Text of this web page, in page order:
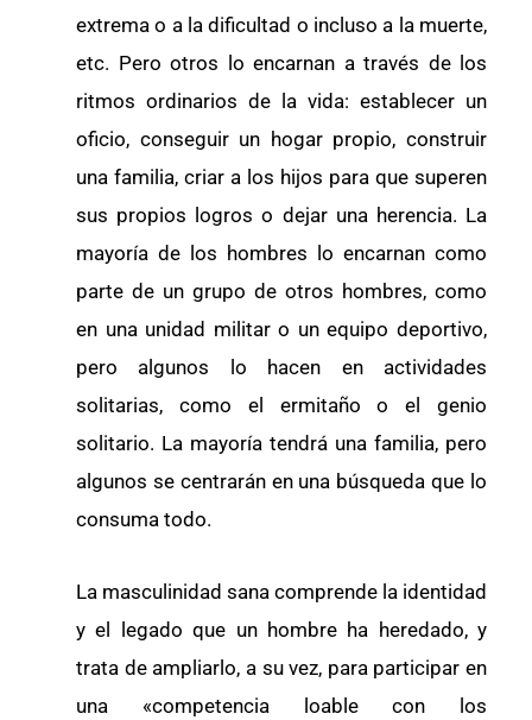
extrema o a la dificultad o incluso a la muerte,
etc. Pero otros lo encarnan a través de los
ritmos ordinarios de la vida: establecer un
oficio, conseguir un hogar propio, construir
una familia, criar a los hijos para que superen
sus propios logros o dejar una herencia. La
mayoría de los hombres lo encarnan como
parte de un grupo de otros hombres, como
en una unidad militar o un equipo deportivo,
pero algunos lo hacen en actividades
solitarias, como el ermitaño o el genio
solitario. La mayoría tendrá una familia, pero
algunos se centrarán en una búsqueda que lo
consuma todo.
La masculinidad sana comprende la identidad
y el legado que un hombre ha heredado, y
trata de ampliarlo, a su vez, para participar en
una «competencia loable con los